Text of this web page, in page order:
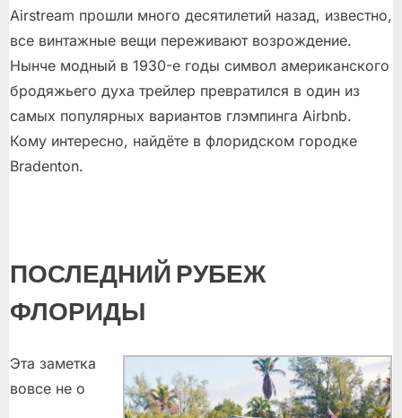
Airstream прошли много десятилетий назад, известно,
все винтажные вещи переживают возрождение.
Нынче модный в 1930-е годы символ американского
бродяжьего духа трейлер превратился в один из
самых популярных вариантов глэмпинга Airbnb.
Кому интересно, найдёте в флоридском городке
Bradenton.
ПОСЛЕДНИЙ РУБЕЖ
ФЛОРИДЫ
Эта заметка
вовсе не о